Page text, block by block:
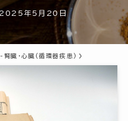
2025年5月20日
腎臓・心臓(循環器疾患)